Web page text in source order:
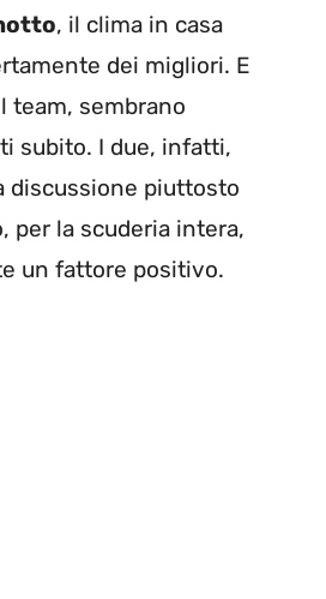
, il clima in casa
dei migliori. E
team, sembrano
subito. I due, infatti,
discussione piuttosto
per la scuderia intera,
un fattore positivo.